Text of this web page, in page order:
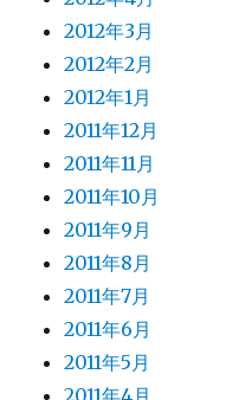
2012年3月
2012年2月
2012年1月
2011年12月
2011年11月
2011年10月
2011年9月
2011年8月
2011年7月
2011年6月
2011年5月